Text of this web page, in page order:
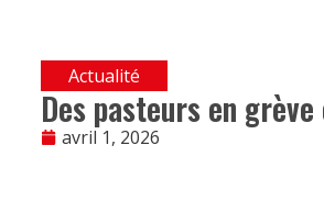
Actualité
Des pasteurs en
avril 1, 2026